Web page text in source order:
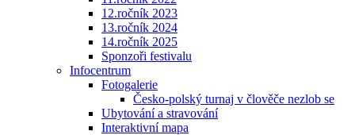
12.ročník 2023
13.ročník 2024
14.ročník 2025
Sponzoři festivalu
Infocentrum
Fotogalerie
Česko-polský turnaj v člověče nezlob se
Ubytování a stravování
Interaktivní mapa